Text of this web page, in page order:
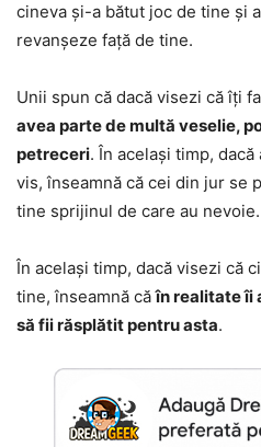
cineva și-a bătut joc de tine și
revanșeze față de tine.
Unii spun că dacă visezi că îți
avea parte de multă veselie,
petreceri. În același timp,
vis, înseamnă că cei din jur se
tine sprijinul de care au nevoie.
În același timp, dacă visezi că
tine, înseamnă căîn realitate îi
să fii răsplătit pentru asta.